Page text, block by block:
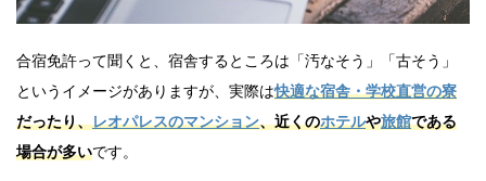
合宿免許って聞くと、宿舎するところは「汚なそう」「古そう」
というイメージがありますが、実際は快適な宿舎・学校直営の寮
だったり、レオパレスのマンション、近くのホテルや旅館である
場合が多いです。